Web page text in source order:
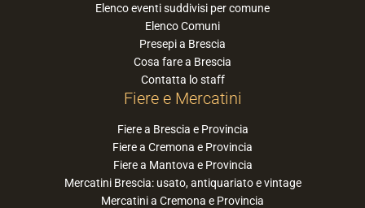
Elenco eventi suddivisi per comune
Elenco Comuni
Presepi a Brescia
Cosa fare a Brescia
Contatta lo staff
Fiere e Mercatini
Fiere a Brescia e Provincia
Fiere a Cremona e Provincia
Fiere a Mantova e Provincia
Mercatini Brescia: usato, antiquariato e vintage
Mercatini a Cremona e Provincia